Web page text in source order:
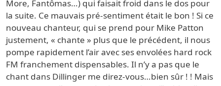
More, Fantômas…) qui faisait froid dans le dos pour
la suite. Ce mauvais pré-sentiment était le bon ! Si ce
nouveau chanteur, qui se prend pour Mike Patton
justement, « chante » plus que le précédent, il nous
pompe rapidement l’air avec ses envolées hard rock
FM franchement dispensables. Il n’y a pas que le
chant dans Dillinger me direz-vous…bien sûr ! ! Mais